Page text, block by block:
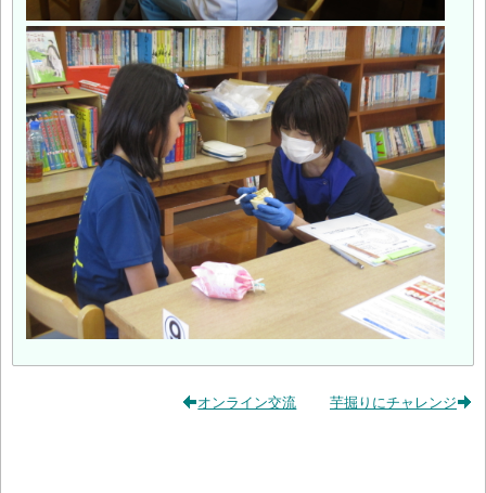
オンライン交流 芋掘りにチャレンジ